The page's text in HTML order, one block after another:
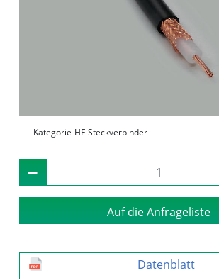
Kategorie HF-Steckverbinder
Auf die Anfrageliste
Datenblatt